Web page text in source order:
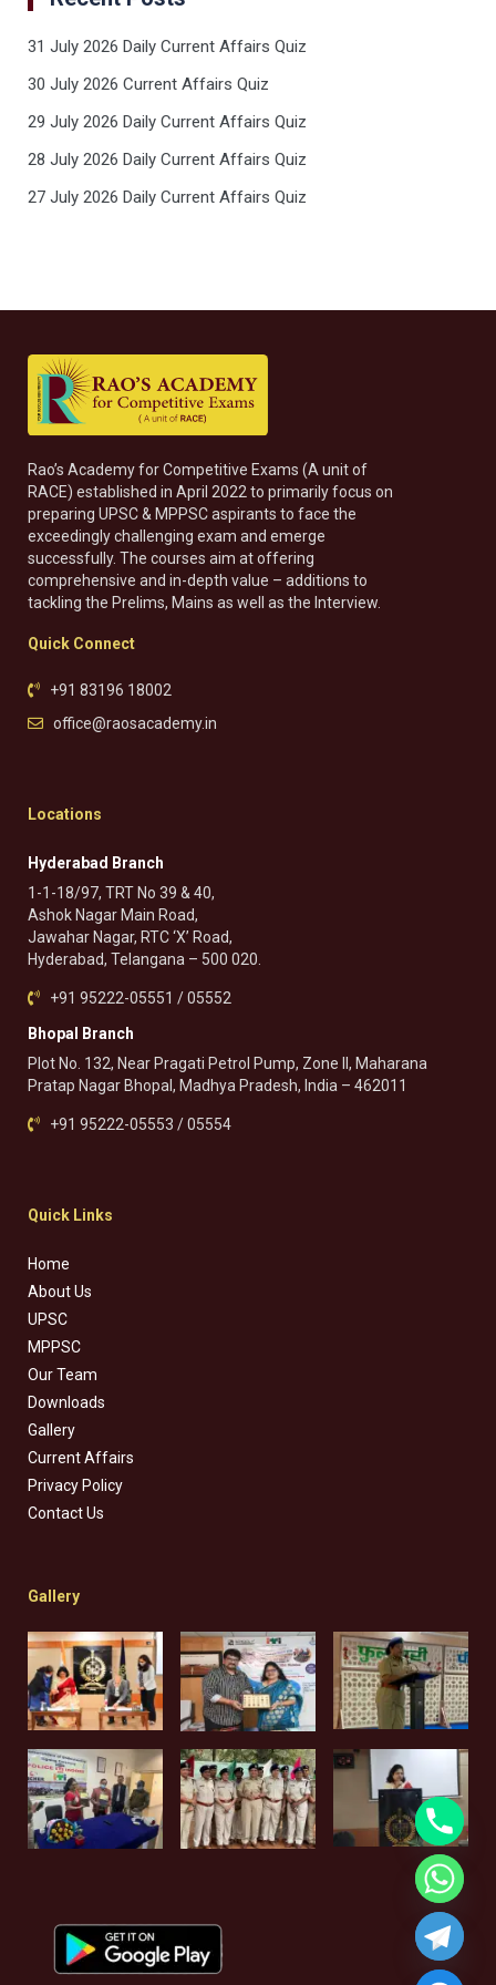
31 July 2026 Daily Current Affairs Quiz
30 July 2026 Current Affairs Quiz
29 July 2026 Daily Current Affairs Quiz
28 July 2026 Daily Current Affairs Quiz
27 July 2026 Daily Current Affairs Quiz
Rao’s Academy for Competitive Exams (A unit of
RACE) established in April 2022 to primarily focus on
preparing UPSC & MPPSC aspirants to face the
exceedingly challenging exam and emerge
successfully. The courses aim at offering
comprehensive and in-depth value – additions to
tackling the Prelims, Mains as well as the Interview.
Quick Connect
+91 83196 18002
office@raosacademy.in
Locations
Hyderabad Branch
1-1-18/97, TRT No 39 & 40,
Ashok Nagar Main Road,
Jawahar Nagar, RTC ‘X’ Road,
Hyderabad, Telangana – 500 020.
+91 95222-05551 / 05552
Bhopal Branch
Plot No. 132, Near Pragati Petrol Pump, Zone II, Maharana
Pratap Nagar Bhopal, Madhya Pradesh, India – 462011
+91 95222-05553 / 05554
Quick Links
Home
About Us
UPSC
MPPSC
Our Team
Downloads
Gallery
Current Affairs
Privacy Policy
Contact Us
Gallery